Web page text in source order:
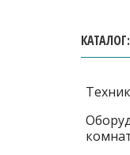
КАТАЛОГ